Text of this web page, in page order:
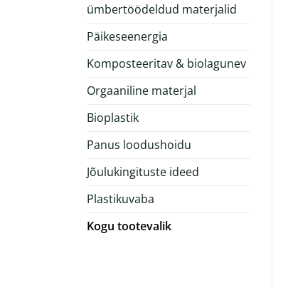
ümbertöödeldud materjalid
Päikeseenergia
Komposteeritav & biolagunev
Orgaaniline materjal
Bioplastik
Panus loodushoidu
Jõulukingituste ideed
Plastikuvaba
Kogu tootevalik